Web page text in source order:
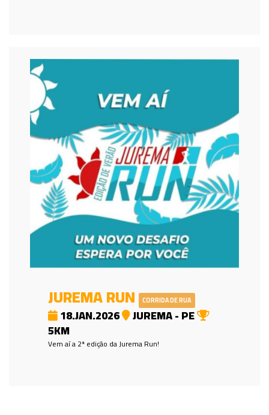
JUREMA RUN CORRIDA DE RUA
18.JAN.2026 JUREMA - PE
5KM
Vem aí a 2ª edição da Jurema Run!